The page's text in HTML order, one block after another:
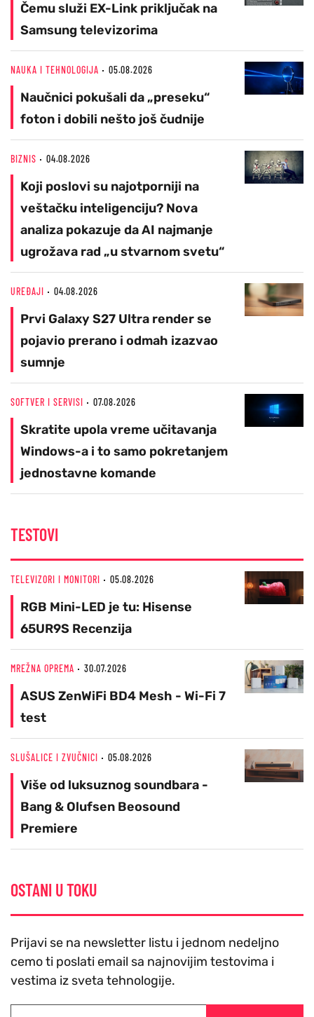
Čemu služi EX-Link priključak na
Samsung televizorima
NAUKA I TEHNOLOGIJA 05.08.2026
Naučnici pokušali da „preseku“
foton i dobili nešto još čudnije
BIZNIS 04.08.2026
Koji poslovi su najotporniji na
veštačku inteligenciju? Nova
analiza pokazuje da AI najmanje
ugrožava rad „u stvarnom svetu“
UREĐAJI 04.08.2026
Prvi Galaxy S27 Ultra render se
pojavio prerano i odmah izazvao
sumnje
SOFTVER I SERVISI 07.08.2026
Skratite upola vreme učitavanja
Windows-a i to samo pokretanjem
jednostavne komande
TESTOVI
TELEVIZORI I MONITORI 05.08.2026
RGB Mini-LED je tu: Hisense
65UR9S Recenzija
MREŽNA OPREMA 30.07.2026
ASUS ZenWiFi BD4 Mesh - Wi-Fi 7
test
SLUŠALICE I ZVUČNICI 05.08.2026
Više od luksuznog soundbara -
Bang & Olufsen Beosound
Premiere
OSTANI U TOKU
Prijavi se na newsletter listu i jednom nedeljno
cemo ti poslati email sa najnovijim testovima i
vestima iz sveta tehnologije.